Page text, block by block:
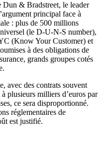
Dun & Bradstreet, le leader
principal face à
: plus de 500 millions
(le D-U-N-S number),
(Know Your Customer) et
à des obligations de
grands groupes cotés
avec des contrats souvent
plusieurs milliers d’euros par
ce sera disproportionné.
réglementaires de
est justifié.